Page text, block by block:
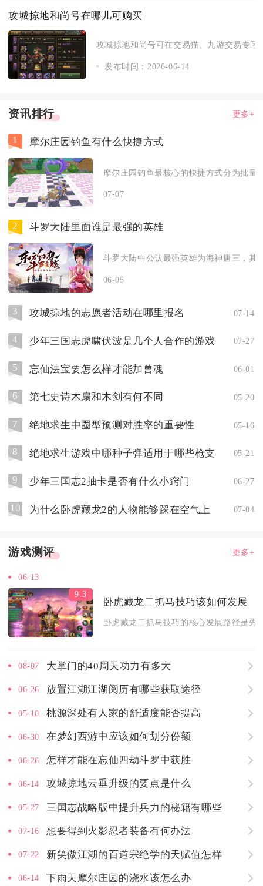
攻城掠地和尚号在哪儿可购买
攻城掠地和尚号可在交易猫、九游交易专
发布时间：2026-06-14
资讯排行 更多+
1 摩尔庄园钓鱼有什么快捷方式
摩尔庄园钓鱼最核心的快捷方式分为批量
07-07
2 斗罗大陆里面谁是最强的英雄
斗罗大陆中公认最强英雄为海神唐三，其
06-05
3 攻城掠地的志愿者活动在哪里报名 07-14
4 少年三国志虎啸伏波是几个人合作的游戏 07-27
5 忘仙法宝要怎么样才能加兽魂 06-01
6 第七史诗木扇和木剑有何不同 05-20
7 绝地求生中圈型预测对胜率的重要性 05-16
8 绝地求生游戏中哪种子弹适用于哪些枪支 05-21
9 少年三国志2抽卡是否有什么小窍门 06-27
10 为什么卧虎藏龙2的人物能够踩在空气上 07-04
游戏测评 更多+
06-13
9.3
卧虎藏龙二抓马技巧该如何发展
卧虎藏龙二抓马技巧的核心发展路径是先
08-07 大掌门的40周天功力有多大
06-26 放置江湖江湖阅历有哪些获取途径
05-10 桃源深处有人家的舒适度能否提高
06-30 在梦幻西游中应该如何划分份额
06-26 怎样才能在忘仙四劫斗罗中获胜
06-14 攻城掠地云垂升级的要点是什么
05-27 三国志战略版中提升兵力的秘籍有哪些
07-16 想要得到火影忍者装备有何办法
07-22 新笑傲江湖的百道宗绝学的天赋值怎样
06-14 下雨天摩尔庄园的浇水该怎么办